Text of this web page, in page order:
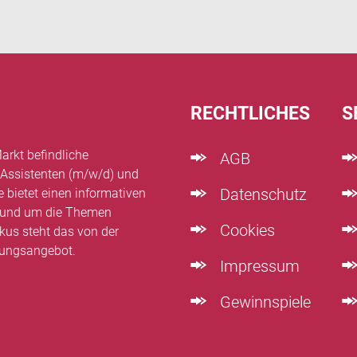
befindliche
(m/w/d) und
bietet einen informativen
um die Themen
steht das von der
RECHTLICHES
AGB
Datenschutz
Cookies
Impressum
Gewinnspiele